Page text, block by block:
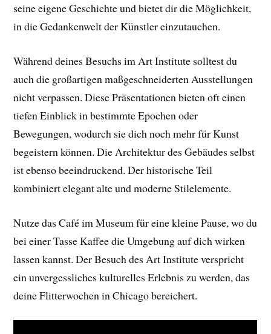
seine eigene Geschichte und bietet dir die Möglichkeit,
in die Gedankenwelt der Künstler einzutauchen.
Während deines Besuchs im Art Institute solltest du
auch die großartigen maßgeschneiderten Ausstellungen
nicht verpassen. Diese Präsentationen bieten oft einen
tiefen Einblick in bestimmte Epochen oder
Bewegungen, wodurch sie dich noch mehr für Kunst
begeistern können. Die Architektur des Gebäudes selbst
ist ebenso beeindruckend. Der historische Teil
kombiniert elegant alte und moderne Stilelemente.
Nutze das Café im Museum für eine kleine Pause, wo du
bei einer Tasse Kaffee die Umgebung auf dich wirken
lassen kannst. Der Besuch des Art Institute verspricht
ein unvergessliches kulturelles Erlebnis zu werden, das
deine Flitterwochen in Chicago bereichert.